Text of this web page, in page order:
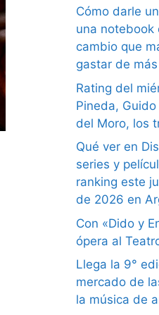
Cómo darle
una notebook
cambio que
gastar de más
Rating del
Pineda,
del Moro, los
Qué ver en
series y
ranking este
de 2026 en
Con «Dido y
ópera al
Llega la 9°
mercado de
la música de